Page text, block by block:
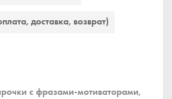
доставка, возврат)
с фразами-мотиваторами,